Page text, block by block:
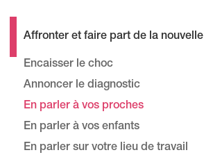
Affronter et faire part de la nouvelle
Encaisser le choc
Annoncer le diagnostic
En parler à vos proches
En parler à vos enfants
En parler sur votre lieu de travail